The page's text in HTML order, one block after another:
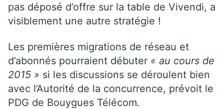
pas déposé d’offre sur la table de Vivendi, a
visiblement une autre stratégie !
Les premières migrations de réseau et
d’abonnés pourraient débuter « au cours de
2015 » si les discussions se déroulent bien
avec l’Autorité de la concurrence, prévoit le
PDG de Bouygues Télécom.